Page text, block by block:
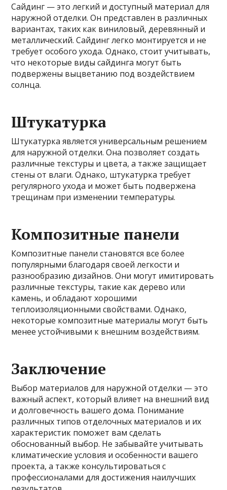
Сайдинг — это легкий и доступный материал для
наружной отделки. Он представлен в различных
вариантах, таких как виниловый, деревянный и
металлический. Сайдинг легко монтируется и не
требует особого ухода. Однако, стоит учитывать,
что некоторые виды сайдинга могут быть
подвержены выцветанию под воздействием
солнца.
Штукатурка
Штукатурка является универсальным решением
для наружной отделки. Она позволяет создать
различные текстуры и цвета, а также защищает
стены от влаги. Однако, штукатурка требует
регулярного ухода и может быть подвержена
трещинам при изменении температуры.
Композитные панели
Композитные панели становятся все более
популярными благодаря своей легкости и
разнообразию дизайнов. Они могут имитировать
различные текстуры, такие как дерево или
камень, и обладают хорошими
теплоизоляционными свойствами. Однако,
некоторые композитные материалы могут быть
менее устойчивыми к внешним воздействиям.
Заключение
Выбор материалов для наружной отделки — это
важный аспект, который влияет на внешний вид
и долговечность вашего дома. Понимание
различных типов отделочных материалов и их
характеристик поможет вам сделать
обоснованный выбор. Не забывайте учитывать
климатические условия и особенности вашего
проекта, а также консультироваться с
профессионалами для достижения наилучших